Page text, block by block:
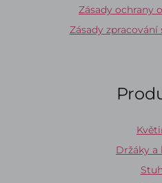
Zásady ochrany
Zásady
Držáky